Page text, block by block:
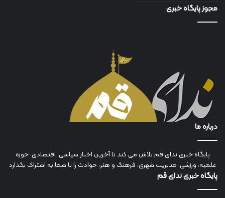
مجوز پایگاه خبری
درباره ما
پایگاه خبری ندای قم تلاش می کند تا آخرین اخبار سیاسی، اقتصادی، حوزه
علمیه، ورزشی، مدیریت شهری، فرهنگ و هنر، حوادث را با شما به اشتراک بگذارد
پایگاه خبری ندای قم